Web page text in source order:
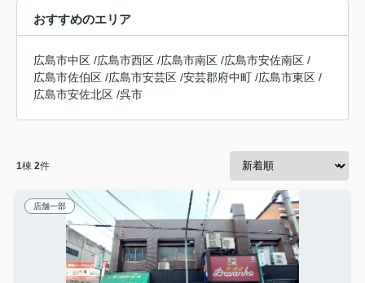
おすすめのエリア
広島市中区 /広島市西区 /広島市南区 /広島市安佐南区 /
広島市佐伯区 /広島市安芸区 /安芸郡府中町 /広島市東区 /
広島市安佐北区 /呉市
1棟 2件
店舗一部